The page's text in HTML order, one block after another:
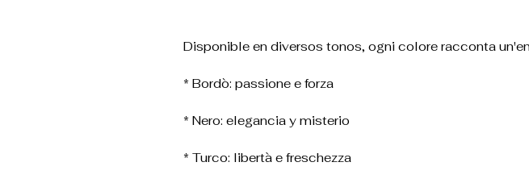
Disponible en diversos tonos, ogni colore racconta
* Bordò: passione e forza
* Nero: elegancia y misterio
* Turco: libertà e freschezza